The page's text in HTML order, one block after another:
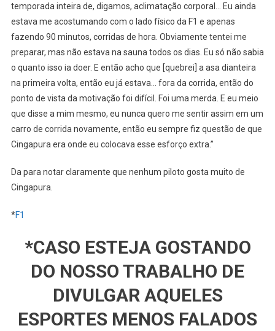
temporada inteira de, digamos, aclimatação corporal… Eu ainda
estava me acostumando com o lado físico da F1 e apenas
fazendo 90 minutos, corridas de hora. Obviamente tentei me
preparar, mas não estava na sauna todos os dias. Eu só não sabia
o quanto isso ia doer. E então acho que [quebrei] a asa dianteira
na primeira volta, então eu já estava… fora da corrida, então do
ponto de vista da motivação foi difícil. Foi uma merda. E eu meio
que disse a mim mesmo, eu nunca quero me sentir assim em um
carro de corrida novamente, então eu sempre fiz questão de que
Cingapura era onde eu colocava esse esforço extra.”
Da para notar claramente que nenhum piloto gosta muito de
Cingapura.
*F1
*CASO ESTEJA GOSTANDO
DO NOSSO TRABALHO DE
DIVULGAR AQUELES
ESPORTES MENOS FALADOS